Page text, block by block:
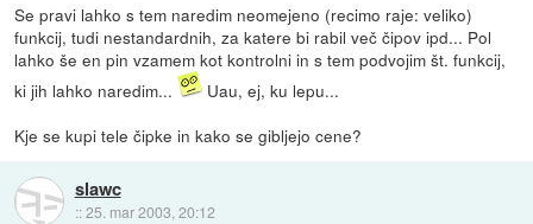
Se pravi lahko s tem naredim neomejeno (recimo raje: veliko)
funkcij, tudi nestandardnih, za katere bi rabil več čipov ipd... Pol
lahko še en pin vzamem kot kontrolni in s tem podvojim št. funkcij,
ki jih lahko naredim...
Uau, ej, ku lepu...
Kje se kupi tele čipke in kako se gibljejo cene?
slawc
::25. mar 2003, 20:12